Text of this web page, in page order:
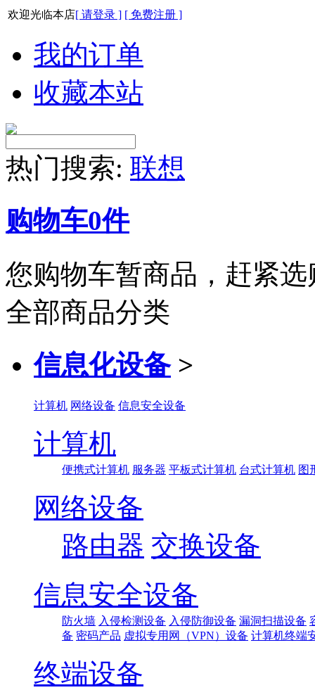
欢迎光临本店[ 请登录 ] [ 免费注册 ]
我的订单
收藏本站
热门搜索: 联想
购物车0件
您购物车暂商品，赶紧选
全部商品分类
信息化设备 >
计算机 网络设备 信息安全设备
计算机
便携式计算机 服务器 平板式计算机 台式计算机 图
网络设备
路由器 交换设备
信息安全设备
防火墙 入侵检测设备 入侵防御设备 漏洞扫描设备
备 密码产品 虚拟专用网（VPN）设备 计算机终端
终端设备